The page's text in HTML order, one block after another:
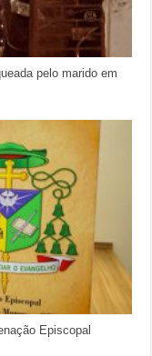
pelo marido em
Episcopal